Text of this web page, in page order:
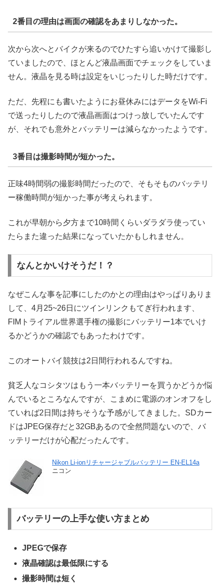
2番目の理由は画面の確認をあまりしなかった。
次から次へとバイクが来るのでひたすら追いかけて撮影し
ていましたので、ほとんど液晶画面でチェックをしていま
せん。液晶を見る時は設定をいじったりした時だけです。
ただ、先程にも書いたようにお昼休みにはデータをWi-Fi
で送ったりしたので液晶画面はつけっ放しでいたんです
が、それでも意外とバッテリーは減らなかったようです。
3番目は撮影時間が短かった。
正味4時間弱の撮影時間だったので、そもそものバッテリ
ー稼働時間が短かった事が考えられます。
これが早朝から夕方まで10時間くらいダラダラ使ってい
たらまた違った結果になっていたかもしれません。
なんとかいけそうだ！？
なぜこんな事を記事にしたのかとの理由はやっぱりありま
して、4月25~26日にツインリンクもてぎ行われます、
FIMトライアル世界選手権の撮影にバッテリー1本でいけ
るかどうかの確認でもあったわけです。
このオートバイ競技は2日間行われるんですね。
貧乏人なコシタツはもう一本バッテリーを買うかどうか悩
んでいるところなんですが、こまめに電源のオンオフをし
ていれば2日間は持ちそうな予感がしてきました。SDカー
ドはJPEG保存だと32GBあるので全然問題ないので、バ
ッテリーだけが心配だったんです。
Nikon Li-ionリチャージャブルバッテリー EN-EL14a
ニコン
バッテリーの上手な使い方まとめ
JPEGで保存
液晶確認は最低限にする
撮影時間は短く